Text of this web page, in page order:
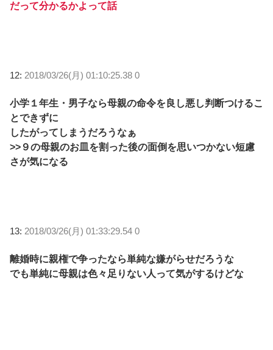
だって分かるかよって話
12: 2018/03/26(月) 01:10:25.38 0
小学１年生・男子なら母親の命令を良し悪し判断つけるこ
とできずに
したがってしまうだろうなぁ
>>９の母親のお皿を割った後の面倒を思いつかない短慮
さが気になる
13: 2018/03/26(月) 01:33:29.54 0
離婚時に親権で争ったなら単純な嫌がらせだろうな
でも単純に母親は色々足りない人って気がするけどな